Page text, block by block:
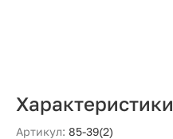
Характеристики
Артикул: 85-39(2)